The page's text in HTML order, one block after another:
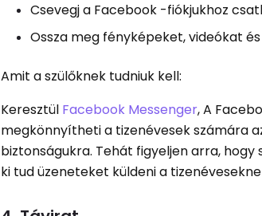
Csevegj a Facebook -fiókjukhoz
Ossza meg fényképeket, videókat
Amit a szülőknek tudniuk kell:
Keresztül Facebook Messenger, A
megkönnyítheti a tizenévesek számára
biztonságukra. Tehát figyeljen arra,
ki tud üzeneteket küldeni a